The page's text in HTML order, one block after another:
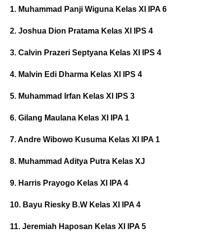
1. Muhammad Panji Wiguna Kelas XI IPA 6
2. Joshua Dion Pratama Kelas XI IPS 4
3. Calvin Prazeri Septyana Kelas XI IPS 4
4. Malvin Edi Dharma Kelas XI IPS 4
5. Muhammad Irfan Kelas XI IPS 3
6. Gilang Maulana Kelas XI IPA 1
7. Andre Wibowo Kusuma Kelas XI IPA 1
8. Muhammad Aditya Putra Kelas XJ
9. Harris Prayogo Kelas XI IPA 4
10. Bayu Riesky B.W Kelas XI IPA 4
11. Jeremiah Haposan Kelas XI IPA 5